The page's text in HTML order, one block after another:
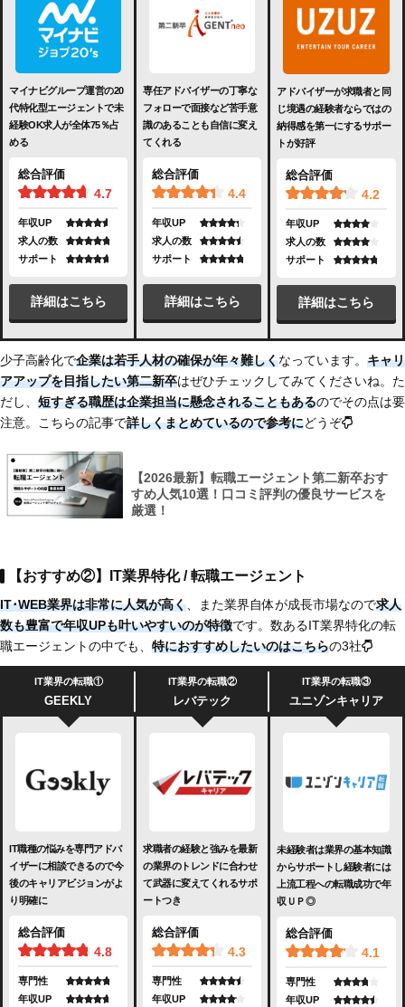
マイナビグループ運営の20
代特化型エージェントで未
経験OK求人が全体75％占
める
総合評価
4.7
年収UP
求人の数
サポート
詳細はこちら
専任アドバイザーの丁寧な
フォローで面接など苦手意
識のあることも自信に変え
てくれる
総合評価
4.4
年収UP
求人の数
サポート
詳細はこちら
アドバイザーが求職者と同
じ境遇の経験者ならではの
納得感を第一にするサポー
トが好評
総合評価
4.2
年収UP
求人の数
サポート
詳細はこちら
少子高齢化で企業は若手人材の確保が年々難しくなっています。 キャリ
アアップを目指したい第二新卒はぜひチェックしてみてくださいね。た
だし、 短すぎる職歴は企業担当に懸念されることもあるのでその点は要
注意。こちらの記事で詳しくまとめているので参考にどうぞ
【2026最新】転職エージェント第二新卒おす
すめ人気10選！口コミ評判の優良サービスを
厳選！
【おすすめ②】IT業界特化 / 転職エージェント
IT･WEB業界は非常に人気が高く、また業界自体が成長市場なので求人
数も豊富で年収UPも叶いやすいのが特徴です。数あるIT業界特化の転
職エージェントの中でも、 特におすすめしたいのはこちらの3社
IT業界の転職①
GEEKLY
IT業界の転職②
レバテック
IT業界の転職③
ユニゾンキャリア
IT職種の悩みを専門アドバ
イザーに相談できるので今
後のキャリアビジョンがよ
り明確に
総合評価
4.8
専門性
年収UP
求職者の経験と強みを最新
の業界のトレンドに合わせ
て武器に変えてくれるサポ
ートつき
総合評価
4.3
専門性
年収UP
未経験者は業界の基本知識
からサポートし経験者には
上流工程への転職成功で年
収ＵＰ◎
総合評価
4.1
専門性
年収UP